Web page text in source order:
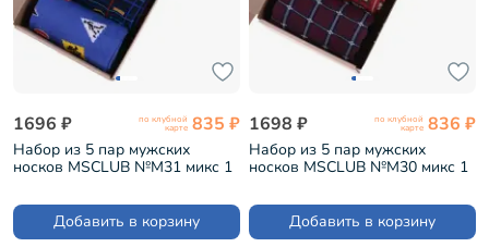
1696 ₽ по клубной
карте 835 ₽
Набор из 5 пар мужских
носков MSCLUB №М31 микс 1
Добавить в корзину
1698 ₽ по клубной
карте 836 ₽
Набор из 5 пар мужских
носков MSCLUB №М30 микс 1
Добавить в корзину